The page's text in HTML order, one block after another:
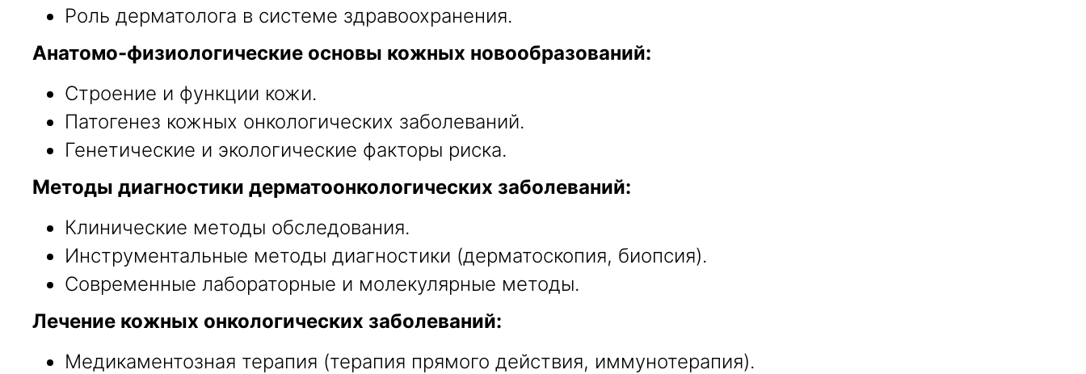
Роль дерматолога в системе здравоохранения.
Анатомо-физиологические основы кожных новообразований:
Строение и функции кожи.
Патогенез кожных онкологических заболеваний.
Генетические и экологические факторы риска.
Методы диагностики дерматоонкологических заболеваний:
Клинические методы обследования.
Инструментальные методы диагностики (дерматоскопия, биопсия).
Современные лабораторные и молекулярные методы.
Лечение кожных онкологических заболеваний:
Медикаментозная терапия (терапия прямого действия, иммунотерапия).